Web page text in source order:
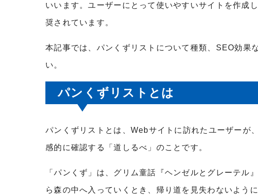
いいます。ユーザーにとって使いやすいサイトを作成
奨されています。
本記事では、パンくずリストについて種類、SEO効果
い。
パンくずリストとは
パンくずリストとは、Webサイトに訪れたユーザーが
感的に確認する「道しるべ」のことです。
「パンくず」は、グリム童話『ヘンゼルとグレーテル
ら森の中へ入っていくとき、帰り道を見失わないよう